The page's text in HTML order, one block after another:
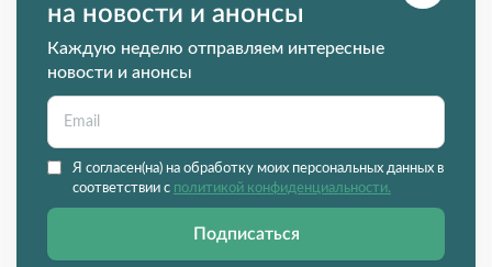
на новости и анонсы
Каждую неделю отправляем интересные
новости и анонсы
Я согласен(на) на обработку моих персональных данных в
соответствии с политикой конфиденциальности.
Подписаться